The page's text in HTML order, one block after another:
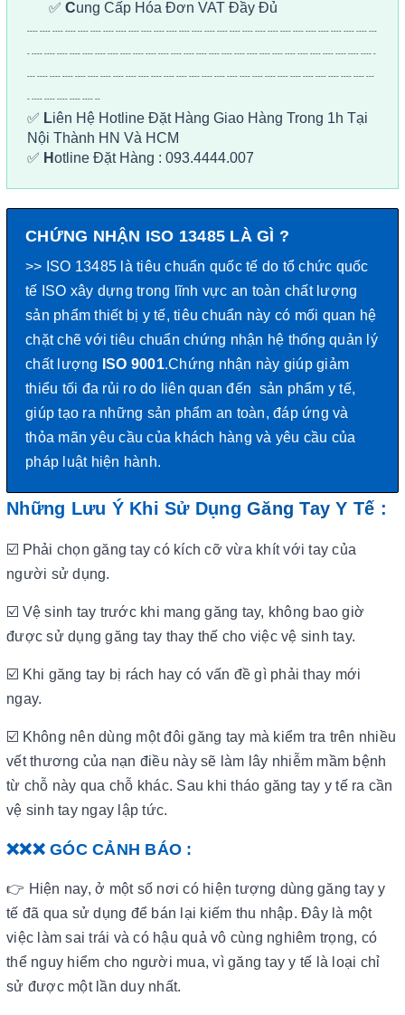
✅Cung Cấp Hóa Đơn VAT Đầy Đủ
---- ---- ---- ---- ---- ---- ---- ---- ---- ---- ---- ---- ---- ---- ---- ---- ---- ---- ---- ---- ---- ---- ---- ---- ---- ---- ---- ---
- ---- ---- ---- ---- ---- ---- ---- ---- ---- ---- ---- ---- ---- ---- ---- ---- ---- ---- ---- ---- ---- ---- ---- ---- ---- ---- ---- -
--- ---- ---- ---- ---- ---- ---- ---- ---- ---- ---- ---- ---- ---- ---- ---- ---- ---- ---- ---- ---- ---- ---- ---- ---- ---- ---- ---
- ---- ---- ---- ---- ---- --
✅ Liên Hệ Hotline Đặt Hàng Giao Hàng Trong 1h Tại
Nội Thành HN Và HCM
✅ Hotline Đặt Hàng : 093.4444.007
CHỨNG NHẬN ISO 13485 LÀ GÌ ?
>> ISO 13485 là tiêu chuẩn quốc tế do tổ chức quốc
tế ISO xây dựng trong lĩnh vực an toàn chất lượng
sản phẩm thiết bị y tế, tiêu chuẩn này có mối quan hệ
chặt chẽ với tiêu chuẩn chứng nhận hệ thống quản lý
chất lượng ISO 9001.Chứng nhận này giúp giảm
thiểu tối đa rủi ro do liên quan đến sản phẩm y tế,
giúp tạo ra những sản phẩm an toàn, đáp ứng và
thỏa mãn yêu cầu của khách hàng và yêu cầu của
pháp luật hiện hành.
Những Lưu Ý Khi Sử Dụng Găng Tay Y Tế :
☑️ Phải chọn găng tay có kích cỡ vừa khít với tay của
người sử dụng.
☑️ Vệ sinh tay trước khi mang găng tay, không bao giờ
được sử dụng găng tay thay thế cho việc vệ sinh tay.
☑️ Khi găng tay bị rách hay có vấn đề gì phải thay mới
ngay.
☑️ Không nên dùng một đôi găng tay mà kiểm tra trên nhiều
vết thương của nạn điều này sẽ làm lây nhiễm mầm bệnh
từ chỗ này qua chỗ khác. Sau khi tháo găng tay y tế ra cần
vệ sinh tay ngay lập tức.
❌❌❌ GÓC CẢNH BÁO :
👉 Hiện nay, ở một số nơi có hiện tượng dùng găng tay y
tế đã qua sử dụng để bán lại kiếm thu nhập. Đây là một
việc làm sai trái và có hậu quả vô cùng nghiêm trọng, có
thể nguy hiểm cho người mua, vì găng tay y tế là loại chỉ
sử được một lần duy nhất.